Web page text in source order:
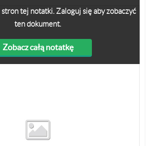
tej notatki. Zaloguj się aby zobaczyć
ten dokument.
Zobacz całą notatkę